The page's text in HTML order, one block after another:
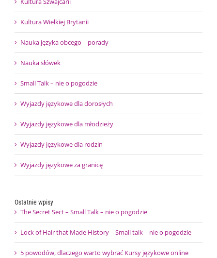
Kultura Wielkiej Brytanii
Nauka języka obcego – porady
Nauka słówek
Small Talk – nie o pogodzie
Wyjazdy językowe dla dorosłych
Wyjazdy językowe dla młodzieży
Wyjazdy językowe dla rodzin
Wyjazdy językowe za granicę
Ostatnie wpisy
The Secret Sect – Small Talk – nie o pogodzie
Lock of Hair that Made History – Small talk – nie o pogodzie
5 powodów, dlaczego warto wybrać Kursy językowe online